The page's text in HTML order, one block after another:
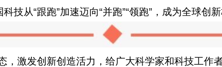
技从“跟跑”加速迈向“并跑”“领跑”，成为全球创
，激发创新创造活力，给广大科学家和科技工作